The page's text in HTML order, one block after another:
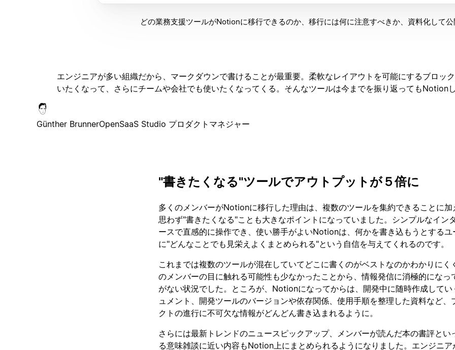
どの業務支援ツールがNotionに移行できるのか、移行には何に注意すべきか、資料化して
エンジニアが多い組織だから、マークダウンで書けることが最重要。柔軟なレイアウトを可能にするブロッ
いたくなって、さらにチームや会社でも使いたくなってくる。そんなツールは今までを振り返ってもNotion
Günther BrunnerOpenSaaS Studio プロダクトマネジャー
"書きたくなる"ツールでアウトプットが５倍に
多くのメンバーがNotionに移行した理由は、複数のツールを集約できることに加
思わず"書きたくなる"ことも大きなポイントになっていました。シンプルなイン
ースで直感的に操作でき、使い勝手がよいNotionは、何かを書き込もうとするユ
に"どんなことでも見栄えよくまとめられる"という自信を与えてくれるのです。
これまでは複数のツールが混在していてどこに書くのがベストなのかわかりにく
のメンバーの目に触れる可能性も少なかったことから、情報発信に消極的になっ
がない状況でした。ところが、Notionになってからは、開発中に随時作成してい
ュメント、開発ツールのバージョンや依存関係、使用手順を整理した資料など、
クトの進行に不可欠な情報がどんどん書き込まれるように。
さらには最新トレンドのニュースピックアップ、メンバーが読んだ本の書評とい
る意味雑談に近い内容もNotion上にまとめられるようになりました。エンジニア